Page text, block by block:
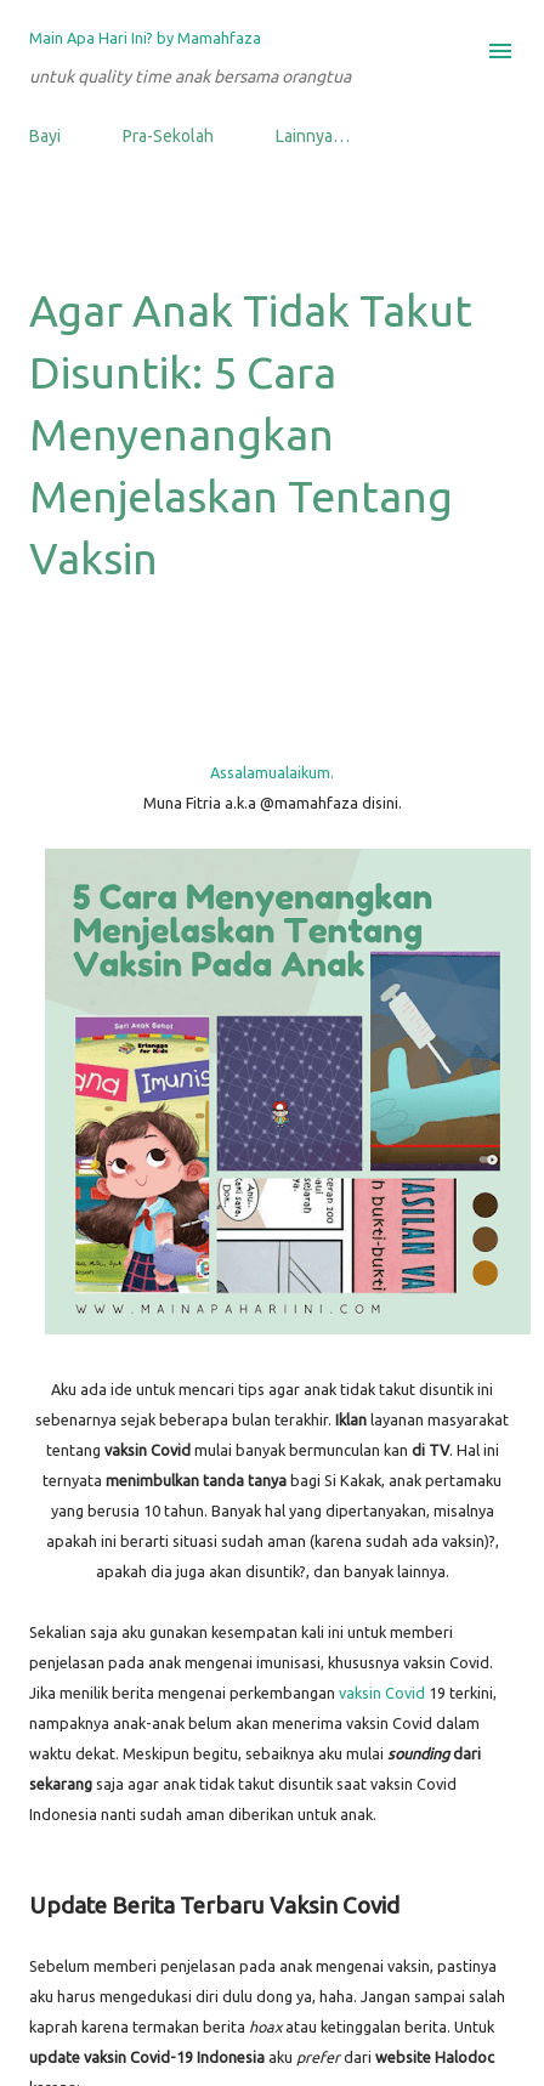
Langsung ke konten utama
Main Apa Hari Ini? by Mamahfaza
untuk quality time anak bersama orangtua
Bayi Pra-Sekolah Lainnya…
Agar Anak Tidak Takut
Disuntik: 5 Cara
Menyenangkan
Menjelaskan Tentang
Vaksin
Assalamualaikum.
Muna Fitria a.k.a @mamahfaza disini.
Aku ada ide untuk mencari tips agar anak tidak takut disuntik ini
sebenarnya sejak beberapa bulan terakhir. Iklan layanan masyarakat
tentang vaksin Covid mulai banyak bermunculan kan di TV. Hal ini
ternyata menimbulkan tanda tanya bagi Si Kakak, anak pertamaku
yang berusia 10 tahun. Banyak hal yang dipertanyakan, misalnya
apakah ini berarti situasi sudah aman (karena sudah ada vaksin)?,
apakah dia juga akan disuntik?, dan banyak lainnya.
Sekalian saja aku gunakan kesempatan kali ini untuk memberi
penjelasan pada anak mengenai imunisasi, khususnya vaksin Covid.
Jika menilik berita mengenai perkembangan vaksin Covid 19 terkini,
nampaknya anak-anak belum akan menerima vaksin Covid dalam
waktu dekat. Meskipun begitu, sebaiknya aku mulai soundingdari
sekarang saja agar anak tidak takut disuntik saat vaksin Covid
Indonesia nanti sudah aman diberikan untuk anak.
Update Berita Terbaru Vaksin Covid
Sebelum memberi penjelasan pada anak mengenai vaksin, pastinya
aku harus mengedukasi diri dulu dong ya, haha. Jangan sampai salah
kaprah karena termakan berita hoaxatau ketinggalan berita. Untuk
update vaksin Covid-19 Indonesia aku preferdari website Halodoc